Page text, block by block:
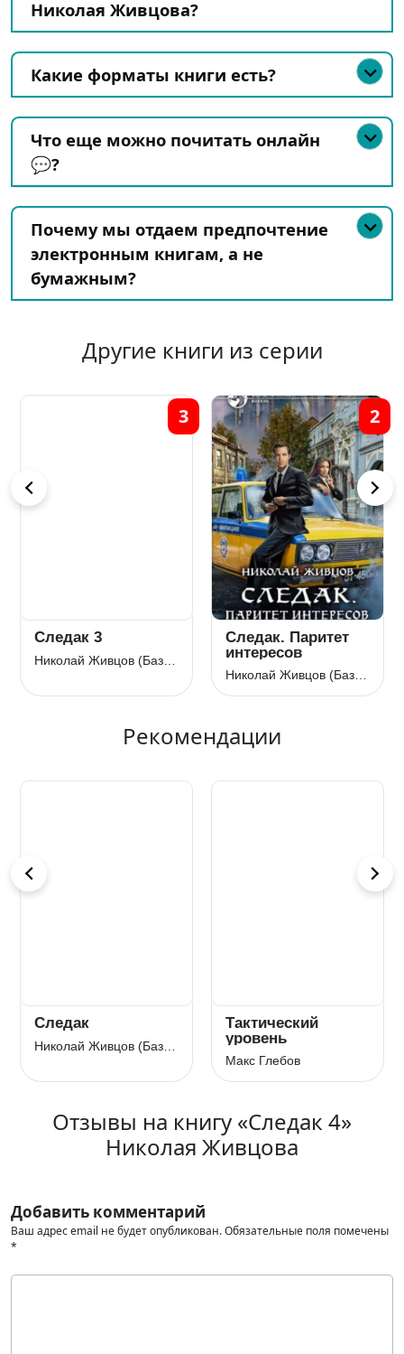
Николая Живцова?
Какие форматы книги есть?
Что еще можно почитать онлайн
💬?
Почему мы отдаем предпочтение
электронным книгам, а не
бумажным?
Другие книги из серии
Следак 3
3
Следак. Паритет
интересов
2
Рекомендации
Следак
Тактический
уровень
Макс Глебов
Отзывы на книгу «Следак 4»
Николая Живцова
Добавить комментарий
Ваш адрес email не будет опубликован.Обязательные поля помечены
*